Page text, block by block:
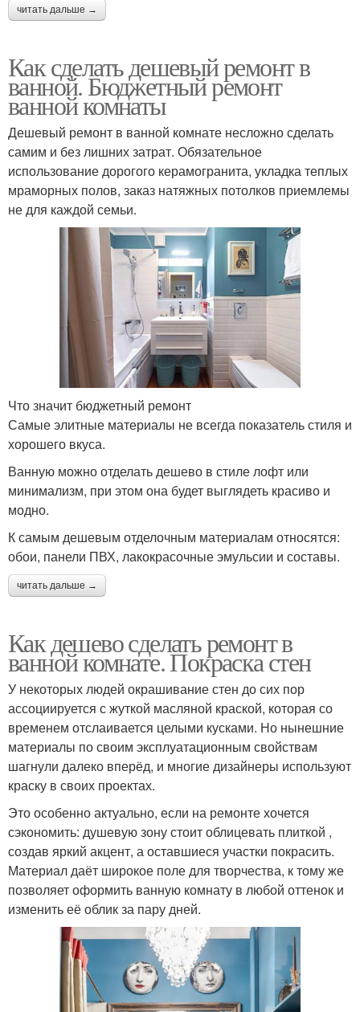
читать дальше →
Как сделать дешевый ремонт в
ванной. Бюджетный ремонт
ванной комнаты
Дешевый ремонт в ванной комнате несложно сделать
самим и без лишних затрат. Обязательное
использование дорогого керамогранита, укладка теплых
мраморных полов, заказ натяжных потолков приемлемы
не для каждой семьи.
Что значит бюджетный ремонт
Самые элитные материалы не всегда показатель стиля и
хорошего вкуса.
Ванную можно отделать дешево в стиле лофт или
минимализм, при этом она будет выглядеть красиво и
модно.
К самым дешевым отделочным материалам относятся:
обои, панели ПВХ, лакокрасочные эмульсии и составы.
читать дальше →
Как дешево сделать ремонт в
ванной комнате. Покраска стен
У некоторых людей окрашивание стен до сих пор
ассоциируется с жуткой масляной краской, которая со
временем отслаивается целыми кусками. Но нынешние
материалы по своим эксплуатационным свойствам
шагнули далеко вперёд, и многие дизайнеры используют
краску в своих проектах.
Это особенно актуально, если на ремонте хочется
сэкономить: душевую зону стоит облицевать плиткой ,
создав яркий акцент, а оставшиеся участки покрасить.
Материал даёт широкое поле для творчества, к тому же
позволяет оформить ванную комнату в любой оттенок и
изменить её облик за пару дней.